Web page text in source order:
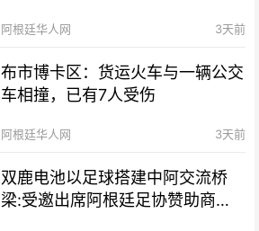
阿根廷华人网 3天前
布市博卡区：货运火车与一辆公交
车相撞，已有7人受伤
阿根廷华人网 3天前
双鹿电池以足球搭建中阿交流桥
梁:受邀出席阿根廷足协赞助商招